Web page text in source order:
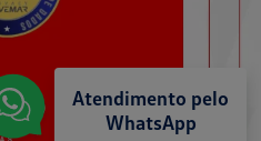
Atendimento pelo
WhatsApp